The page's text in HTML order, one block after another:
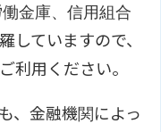
金庫、信用組合
していますので、
利用ください。
、金融機関によっ